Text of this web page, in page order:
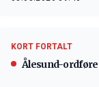
KORT FORTALT
Ålesund-